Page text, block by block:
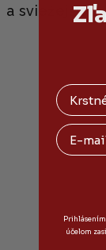
a sviežejšie.
Email
účelom